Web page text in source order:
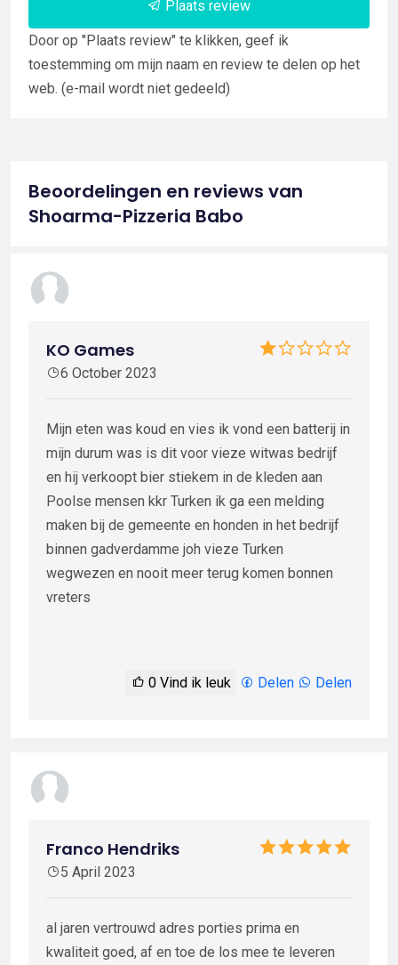
Plaats review
Door op "Plaats review" te klikken, geef ik
toestemming om mijn naam en review te delen op het
web. (e-mail wordt niet gedeeld)
Beoordelingen en reviews van
Shoarma-Pizzeria Babo
KO Games
6 October 2023
Mijn eten was koud en vies ik vond een batterij in
mijn durum was is dit voor vieze witwas bedrijf
en hij verkoopt bier stiekem in de kleden aan
Poolse mensen kkr Turken ik ga een melding
maken bij de gemeente en honden in het bedrijf
binnen gadverdamme joh vieze Turken
wegwezen en nooit meer terug komen bonnen
vreters
0 Vind ik leuk Delen Delen
Franco Hendriks
5 April 2023
al jaren vertrouwd adres porties prima en
kwaliteit goed, af en toe de los mee te leveren